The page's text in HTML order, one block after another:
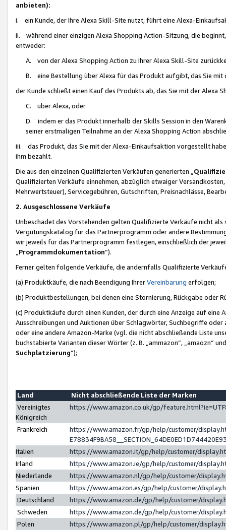
anbieten):
i. ein Kunde, der Ihre Alexa Skill-Site nutzt, führt eine Alexa-
ii. während einer einzigen Alexa Shopping Action-Sitzung, die
entweder:
A. von der Alexa Shopping Action zu Ihrer Alexa Skill-Site
B. eine Bestellung über Alexa für das Produkt aufgibt, das Sie mit
der Kunde schließt einen Kauf des Produkts ab, das Sie mit der Alexa
C. über Alexa, oder
D. indem er das Produkt innerhalb der Skills Session in den
seiner erstmaligen Teilnahme an der Alexa Shopping Action
iii. das Produkt, das Sie mit der Alexa-Einkaufsaktion vorgestellt
ihm bezahlt.
Die aus den einzelnen Qualifizierten Verkäufen generierten „
Qualifizierten Verkäufe einnehmen, abzüglich etwaiger
Mehrwertsteuer), Servicegebühren, Gutschriften, Preisnachlässe,
2. Ausgeschlossene Verkäufe
Unbeschadet des Vorstehenden gelten Qualifizierte Verkäufe nicht
Vergütungskatalog für das Partnerprogramm oder andere
wir jeweils für das Partnerprogramm festlegen, einschließlich der
Programmdokumentation“).
Ferner gelten folgende Verkäufe, die andernfalls Qualifizierte
(a) Produktkäufe, die nach Beendigung IhrerVereinbarung erfolgen;
(b) Produktbestellungen, bei denen eine Stornierung, Rückgabe oder
(c) Produktkäufe durch einen Kunden, der durch eine Anzeige auf
Ausschreibungen und Auktionen über Schlagwörter, Suchbegriffe
oder eine andere Amazon-Marke (vgl. die nicht abschließende Liste
buchstabierte Varianten dieser Wörter (z. B. „ammazon“, „amaozn“
Suchplatzierung”);
Land
Nicht abschließende Liste der Marken
Vereinigtes
Königreich
https://www.amazon.co.uk/gp/
Frankreich
https://www.amazon.fr/gp/help/customer/
Italien
https://www.amazon.it/gp/help/customer/
Irland
https://www.amazon.ie/gp/help/customer/
Niederlande
https://www.amazon.nl/gp/help/customer/
Spanien
https://www.amazon.es/gp/help/customer/
Deutschland
https://www.amazon.de/gp/help/customer/
Schweden
https://www.amazon.de/gp/help/customer/
Polen
https://www.amazon.pl/gp/help/customer/